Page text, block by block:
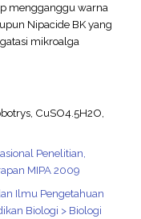
mengganggu warna
Nipacide BK yang
mikroalga
CuSO4.5H2O,
Penelitian,
MIPA 2009
Ilmu Pengetahuan
Biologi > Biologi